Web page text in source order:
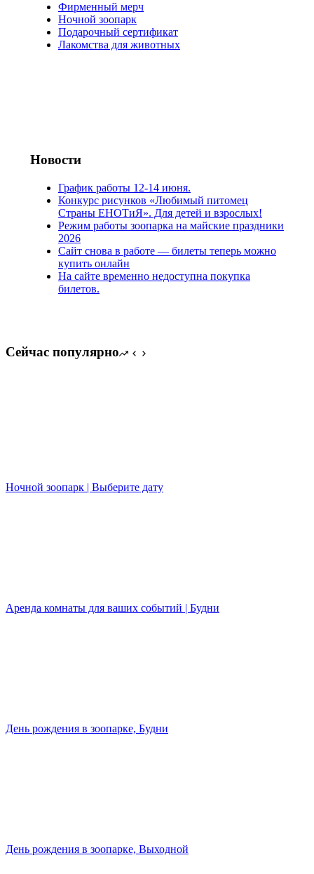
Фирменный мерч
Ночной зоопарк
Подарочный сертификат
Лакомства для животных
Новости
График работы 12-14 июня.
Конкурс рисунков «Любимый питомец
Страны ЕНОТиЯ». Для детей и взрослых!
Режим работы зоопарка на майские праздники
2026
Сайт снова в работе — билеты теперь можно
купить онлайн
На сайте временно недоступна покупка
билетов.
Сейчас популярно
Ночной зоопарк | Выберите дату
Аренда комнаты для ваших событий | Будни
День рождения в зоопарке, Будни
День рождения в зоопарке, Выходной